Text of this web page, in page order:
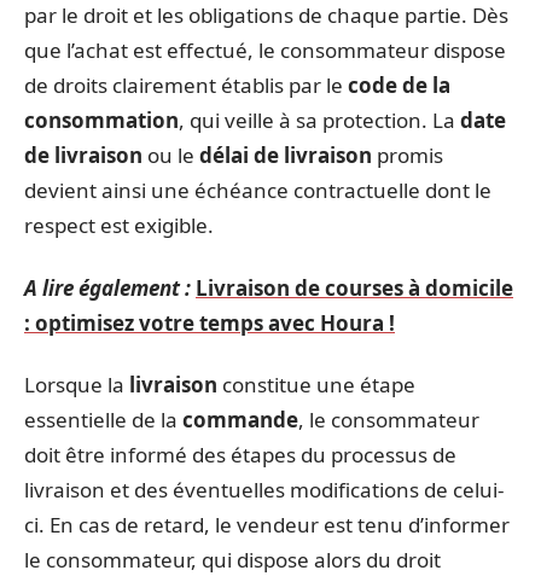
par le droit et les obligations de chaque partie. Dès
que l’achat est effectué, le consommateur dispose
de droits clairement établis par le code de la
consommation, qui veille à sa protection. La date
de livraison ou le délai de livraison promis
devient ainsi une échéance contractuelle dont le
respect est exigible.
A lire également : Livraison de courses à domicile
: optimisez votre temps avec Houra !
Lorsque la livraison constitue une étape
essentielle de la commande, le consommateur
doit être informé des étapes du processus de
livraison et des éventuelles modifications de celui-
ci. En cas de retard, le vendeur est tenu d’informer
le consommateur, qui dispose alors du droit